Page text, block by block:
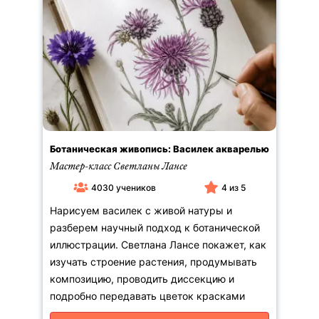
Лекция
Курс
Быстрый урок
Акварель
Пастель
Масло
Гуашь
Карандаш
Маркеры
Стиль и направление
Живопись
Цифровая иллюстрация
Леттеринг, Каллиграфия, Типографика
Декоративно-прикладное искусство
История искусств
Ботаническая живопись
Скетчинг
Вышивка
Рисунок
Автор урока
Ольга Абрамова (4)
Марина Адамова (1)
Татьяна Анисимова (14)
Андрей Аринушкин (2)
Елена Базанова (61)
Юлия Барминова (26)
Аруш Воцмуш (1)
Александр Вязьменский (4)
Подборки
Академия
Зимние уроки
Синтез искусств
Цветы кругом
Бесплатные уроки рисования
Цена
Ботаническая живопись: Василек акварелью
Мастер-класс Светланы Лансе
4030 учеников 4 из 5
Нарисуем василек с живой натуры и
разберем научный подход к ботанической
иллюстрации. Светлана Лансе покажет, как
изучать строение растения, продумывать
композицию, проводить диссекцию и
подробно передавать цветок красками